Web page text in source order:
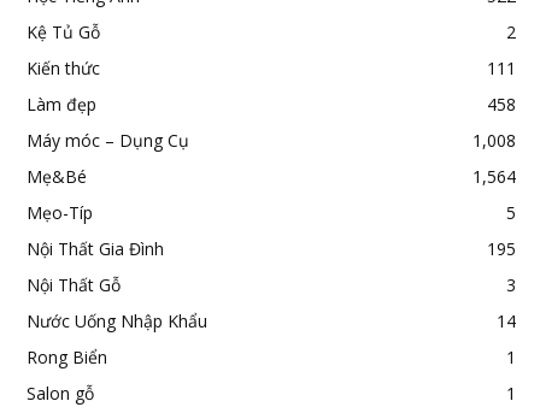
Kệ Tủ Gỗ
2
Kiến thức
111
Làm đẹp
458
Máy móc – Dụng Cụ
1,008
Mẹ&Bé
1,564
Mẹo-Típ
5
Nội Thất Gia Đình
195
Nội Thất Gỗ
3
Nước Uống Nhập Khẩu
14
Rong Biển
1
Salon gỗ
1